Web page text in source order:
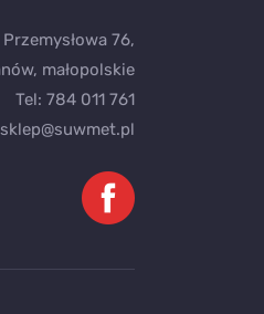
76,
małopolskie
Tel: 784 011 761
sklep@suwmet.pl